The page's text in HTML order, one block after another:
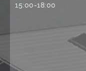
15:00-18:00